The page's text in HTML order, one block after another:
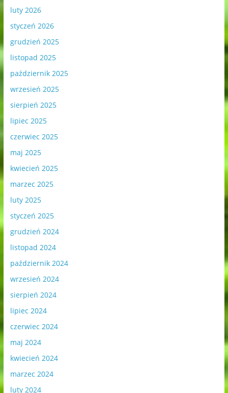
luty 2026
styczeń 2026
grudzień 2025
listopad 2025
październik 2025
wrzesień 2025
sierpień 2025
lipiec 2025
czerwiec 2025
maj 2025
kwiecień 2025
marzec 2025
luty 2025
styczeń 2025
grudzień 2024
listopad 2024
październik 2024
wrzesień 2024
sierpień 2024
lipiec 2024
czerwiec 2024
maj 2024
kwiecień 2024
marzec 2024
luty 2024